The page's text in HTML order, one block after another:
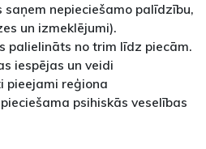
nepieciešamo palīdzību,
un izmeklējumi).
palielināts no trim līdz piecām.
iespējas un veidi
pieejami reģiona
psihiskās veselības